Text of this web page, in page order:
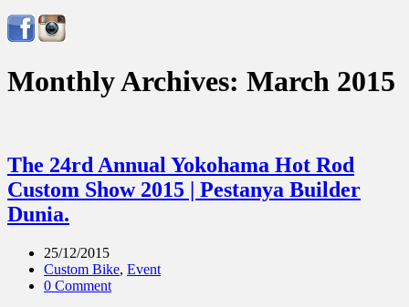
Monthly Archives: March 2015
The 24rd Annual Yokohama Hot Rod
Custom Show 2015 | Pestanya Builder
Dunia.
25/12/2015
Custom Bike, Event
0 Comment